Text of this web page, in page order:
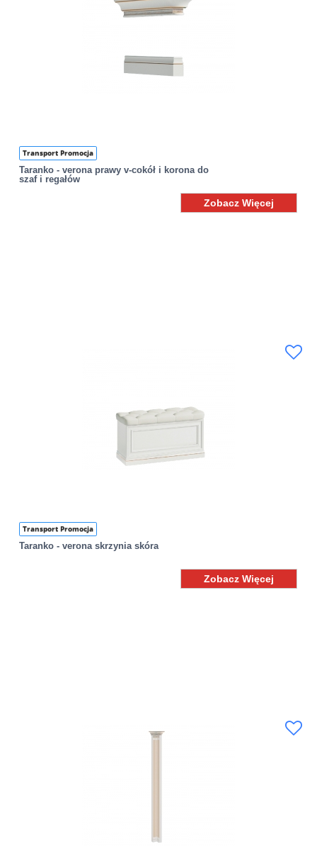
Transport Promocja
Taranko - verona prawy v-cokół i korona do
szaf i regałów
Zobacz Więcej
Transport Promocja
Taranko - verona skrzynia skóra
Zobacz Więcej